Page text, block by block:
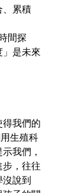
、累積
間探
是未來
我們的
生殖科
我們，
，往往
沒說到